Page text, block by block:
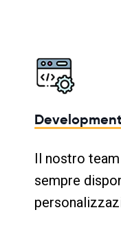
Il nostro
sempre